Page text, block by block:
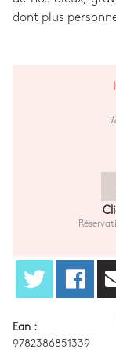
dont plus
Ean :
9782386851339